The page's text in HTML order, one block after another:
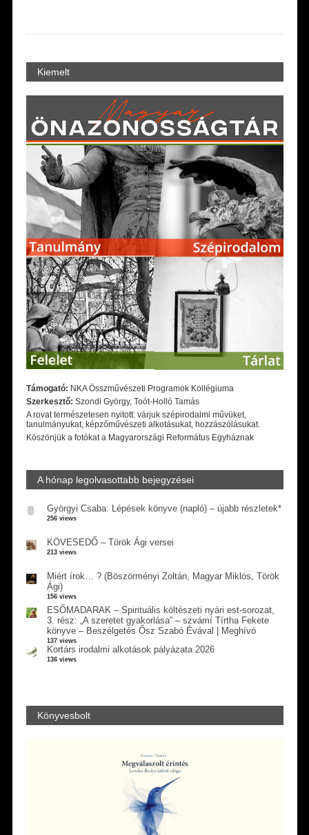
Kiemelt
Támogató: NKA Összművészeti Programok Kollégiuma
Szerkesztő: Szondi György, Toót-Holló Tamás
A rovat természetesen nyitott: várjuk szépirodalmi művüket,
tanulmányukat, képzőművészeti alkotásukat, hozzászólásukat.
Köszönjük a fotókat a Magyarországi Református Egyháznak
A hónap legolvasottabb bejegyzései
Györgyi Csaba: Lépések könyve (napló) – újabb részletek*
256 views
KÖVESEDŐ – Török Ági versei
213 views
Miért írok… ? (Böszörményi Zoltán, Magyar Miklós, Török
Ági)
156 views
ESŐMADARAK – Spirituális költészeti nyári est-sorozat,
3. rész: „A szeretet gyakorlása” – szvámí Tírtha Fekete
könyve – Beszélgetés Ősz Szabó Évával | Meghívó
137 views
Kortárs irodalmi alkotások pályázata 2026
136 views
Könyvesbolt